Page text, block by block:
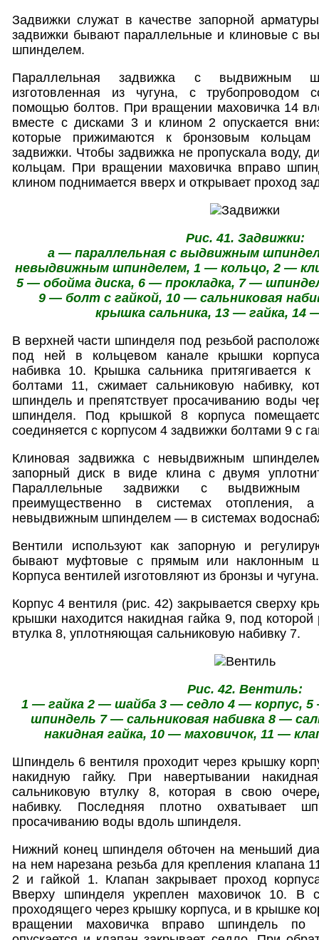
Задвижки служат в качестве запорной
задвижки бывают параллельные и клиновые с
шпинделем.
Параллельная задвижка с выдвижным
изготовленная из чугуна, с трубопроводом
помощью болтов. При вращении маховичка 14
вместе с дисками 3 и клином 2 опускается
которые прижимаются к бронзовым
задвижки. Чтобы задвижка не пропускала воду,
кольцам. При вращении маховичка вправо
клином поднимается вверх и открывает проход
Рис. 41. Задвижки:
а — параллельная с выдвижным
невыдвижным шпинделем, 1 — кольцо, 2 —
5 — обойма диска, 6 — прокладка, 7 —
9 — болт с гайкой, 10 — сальниковая
крышка сальника, 13 — гайка, 14
В верхней части шпинделя под резьбой
под ней в кольцевом канале крышки корпуса
набивка 10. Крышка сальника притягивается
болтами 11, сжимает сальниковую набивку,
шпиндель и препятствует просачиванию воды
шпинделя. Под крышкой 8 корпуса
соединяется с корпусом 4 задвижки болтами 9 с
Клиновая задвижка с невыдвижным
запорный диск в виде клина с двумя
Параллельные задвижки с выдвижным
преимущественно в системах отопления,
невыдвижным шпинделем — в системах
Вентили используют как запорную и
бывают муфтовые с прямым или наклонным
Корпуса вентилей изготовляют из бронзы и чугуна.
Корпус 4 вентиля (рис. 42) закрывается сверху
крышки находится накидная гайка 9, под
втулка 8, уплотняющая сальниковую набивку 7.
Рис. 42. Вентиль:
1 — гайка 2 — шайба 3 — седло 4 — корпус,
шпиндель 7 — сальниковая набивка 8 —
накидная гайка, 10 — маховичок, 11 —
Шпиндель 6 вентиля проходит через крышку
накидную гайку. При навертывании
сальниковую втулку 8, которая в свою
набивку. Последняя плотно охватывает
просачиванию воды вдоль шпинделя.
Нижний конец шпинделя обточен на меньший
на нем нарезана резьба для крепления клапана
2 и гайкой 1. Клапан закрывает проход
Вверху шпинделя укреплен маховичок 10. В
проходящего через крышку корпуса, и в крышке
вращении маховичка вправо шпиндель по